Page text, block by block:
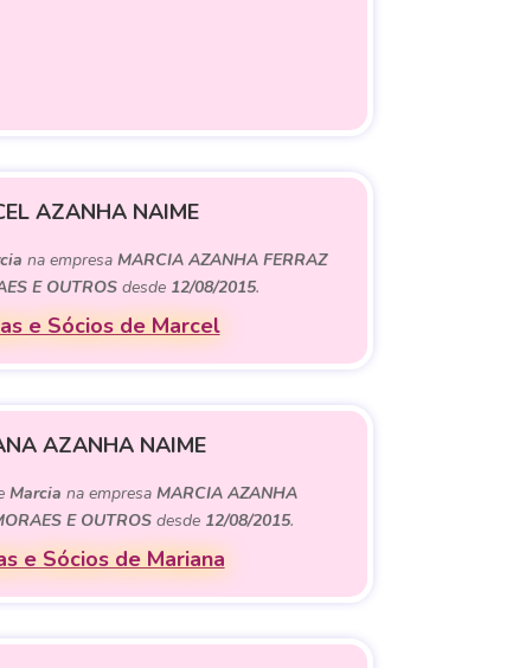
AZANHA NAIME
na empresa MARCIA AZANHA FERRAZ
E OUTROS desde 12/08/2015.
e Sócios de Marcel
AZANHA NAIME
Marcia na empresaMARCIA AZANHA
E OUTROS desde 12/08/2015.
e Sócios de Mariana